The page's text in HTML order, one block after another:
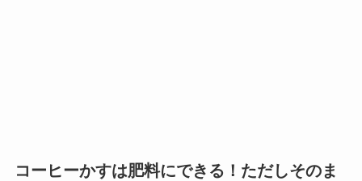
コーヒーかすは肥料にできる！ただしそのま